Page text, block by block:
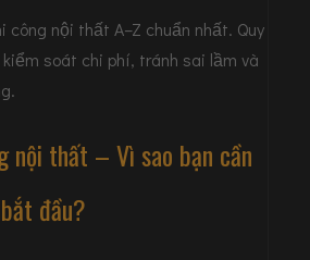
nội thất A–Z chuẩn nhất. Quy
soát chi phí, tránh sai lầm và
nội thất – Vì sao bạn cần
đầu?